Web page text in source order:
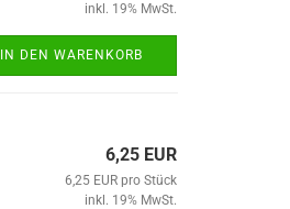
inkl. 19% MwSt.
IN DEN WARENKORB
6,25 EUR
6,25 EUR pro Stück
inkl. 19% MwSt.